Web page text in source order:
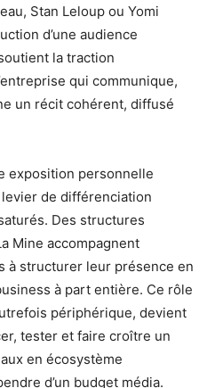
Stan Leloup ou Yomi
d’une audience
la traction
qui communique,
un récit cohérent, diffusé
exposition personnelle
de différenciation
Des structures
Mine accompagnent
à structurer leur présence en
à part entière. Ce rôle
périphérique, devient
tester et faire croître un
en écosystème
d’un budget média.